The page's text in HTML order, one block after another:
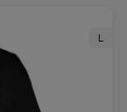
L